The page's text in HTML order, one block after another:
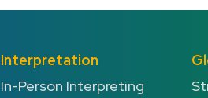
Interpretation
In-Person Interpreting